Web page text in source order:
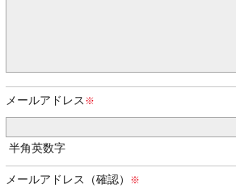
メールアドレス
半角英数字
メールアドレス（確認）